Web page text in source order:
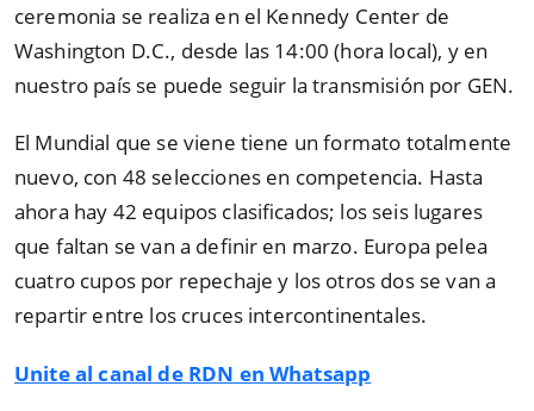
ceremonia se realiza en el Kennedy Center de
Washington D.C., desde las 14:00 (hora local), y en
nuestro país se puede seguir la transmisión por GEN.
El Mundial que se viene tiene un formato totalmente
nuevo, con 48 selecciones en competencia. Hasta
ahora hay 42 equipos clasificados; los seis lugares
que faltan se van a definir en marzo. Europa pelea
cuatro cupos por repechaje y los otros dos se van a
repartir entre los cruces intercontinentales.
Unite al canal de RDN en Whatsapp